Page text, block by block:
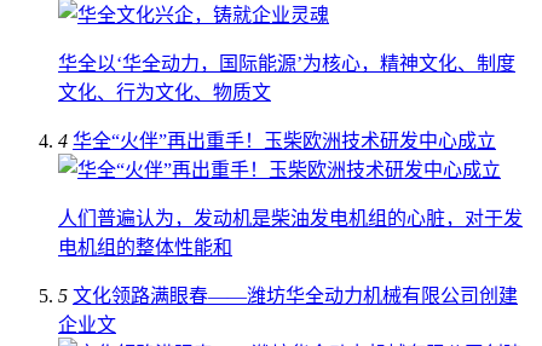
华全以‘华全动力，国际能源’为核心，精神文化、制度
文化、行为文化、物质文
4 华全“火伴”再出重手！玉柴欧洲技术研发中心成立
人们普遍认为，发动机是柴油发电机组的心脏，对于发
电机组的整体性能和
5 文化领路满眼春——潍坊华全动力机械有限公司创建
企业文